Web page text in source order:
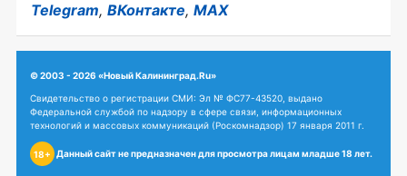
Telegram, ВКонтакте, MAX
© 2003 - 2026 «Новый Калининград.Ru»
Свидетельство о регистрации СМИ: Эл № ФС77-43520, выдано
Федеральной службой по надзору в сфере связи, информационных
технологий и массовых коммуникаций (Роскомнадзор) 17 января 2011 г.
18+ Данный сайт не предназначен для просмотра лицам младше 18 лет.